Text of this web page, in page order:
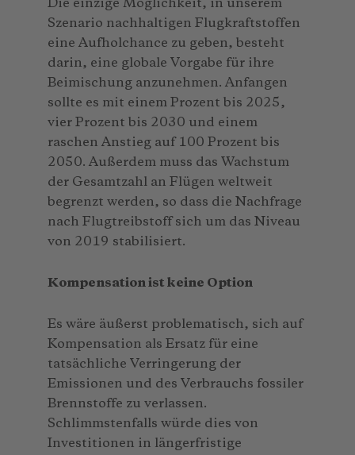
Die einzige Möglichkeit, in unserem
Szenario nachhaltigen Flugkraftstoffen
eine Aufholchance zu geben, besteht
darin, eine globale Vorgabe für ihre
Beimischung anzunehmen. Anfangen
sollte es mit einem Prozent bis 2025,
vier Prozent bis 2030 und einem
raschen Anstieg auf 100 Prozent bis
2050. Außerdem muss das Wachstum
der Gesamtzahl an Flügen weltweit
begrenzt werden, so dass die Nachfrage
nach Flugtreibstoff sich um das Niveau
von 2019 stabilisiert.
Kompensation ist keine Option
Es wäre äußerst problematisch, sich auf
Kompensation als Ersatz für eine
tatsächliche Verringerung der
Emissionen und des Verbrauchs fossiler
Brennstoffe zu verlassen.
Schlimmstenfalls würde dies von
Investitionen in längerfristige